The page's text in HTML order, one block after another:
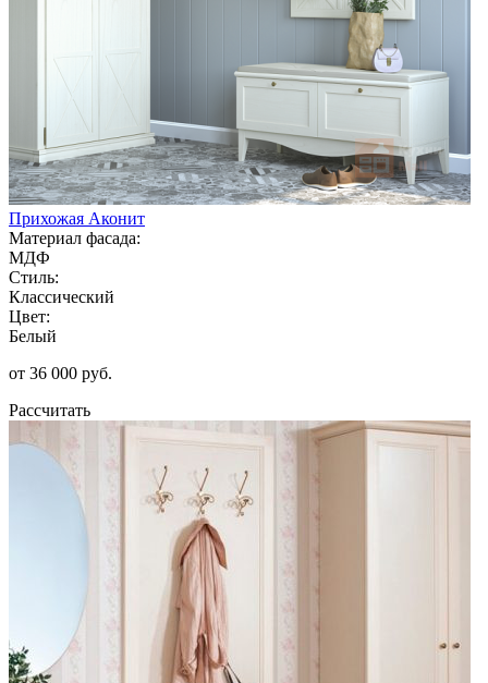
Прихожая Аконит
Материал фасада:
МДФ
Стиль:
Классический
Цвет:
Белый
от 36 000 руб.
Рассчитать